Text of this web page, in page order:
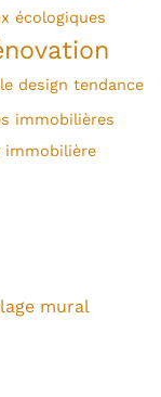
écologiques
design tendance
immobilières
immobilière
mural